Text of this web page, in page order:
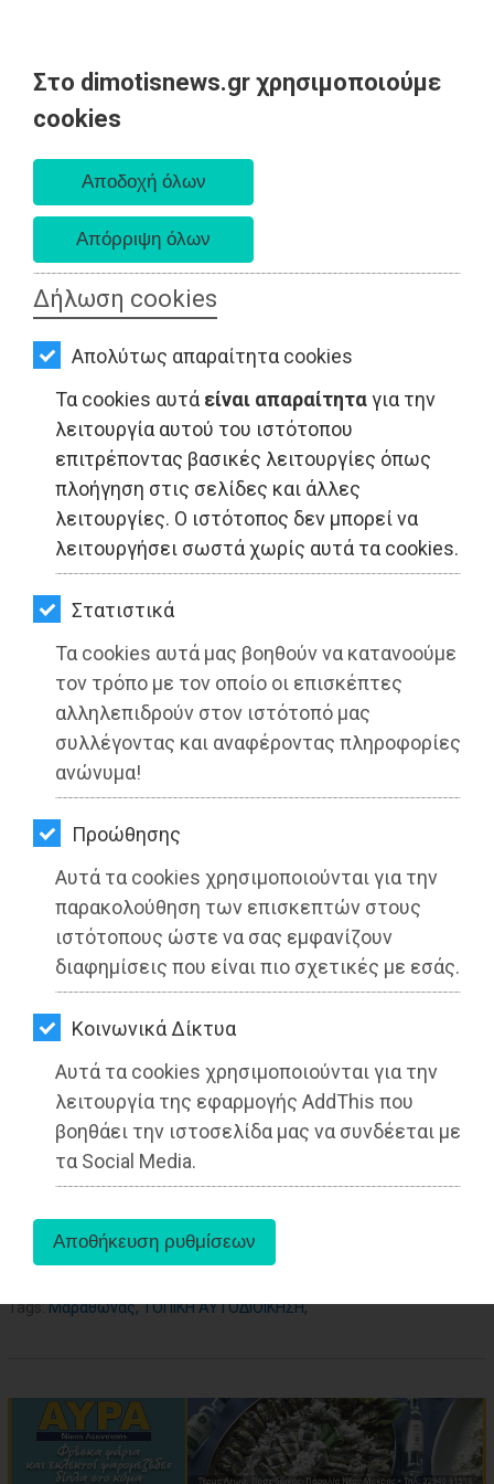
Στο dimotisnews.gr χρησιμοποιούμε
cookies
Δήλωση cookies
Απολύτως απαραίτητα cookies
Τα cookies αυτά είναι απαραίτηταγια την
λειτουργία αυτού του ιστότοπου
επιτρέποντας βασικές λειτουργίες όπως
πλοήγηση στις σελίδες και άλλες
λειτουργίες. Ο ιστότοπος δεν μπορεί να
λειτουργήσει σωστά χωρίς αυτά τα cookies.
Στατιστικά
Τα cookies αυτά μας βοηθούν να κατανοούμε
τον τρόπο με τον οποίο οι επισκέπτες
αλληλεπιδρούν στον ιστότοπό μας
συλλέγοντας και αναφέροντας πληροφορίες
ανώνυμα!
Προώθησης
Αυτά τα cookies χρησιμοποιούνται για την
παρακολούθηση των επισκεπτών στους
ιστότοπους ώστε να σας εμφανίζουν
διαφημίσεις που είναι πιο σχετικές με εσάς.
Kοινωνικά Δίκτυα
Αυτά τα cookies χρησιμοποιούνται για την
λειτουργία της εφαρμογής AddThis που
βοηθάει την ιστοσελίδα μας να συνδέεται με
τα Social Media.
AΡΧΙΚΗ
ΕΙΔΗΣΕΙΣ
ΠΟΛΙΤΙΚΗ
ΤΟΠΙΚΗ
ΑΥΤΟΔΙΟΙΚΗΣΗ
ΟΙΚΟΝΟΜΙΑ
ΑΘΛΗΤΙΣΜΟΣ
ΠΟΛΙΤΙΣΜΟΣ
ΣΠΙΤΙ-
ΚΗΠΟΣ
ΥΓΕΙΑ
LIFESTYLE
ΤΑΞΙΔΙΑ
ΕΞΟΔΟΣ
ΠΕΡΙΒΑΛΛΟΝ
ΚΑΤΟΙΚΙΔΙΟ
ΑΓΓΕΛΙΕΣ
ΕΦΗΜΕΡΙΔΕΣ
OΔΗΓΟΣ
ΑΓΟΡΑΣ
ΨΙΘΥΡΟΙ
ΑΠΟΣΤΟΛΗ
ΑΡΘΡΩΝ
ΤΟΠΙΚΗ ΑΥΤΟΔΙΟΙΚΗΣΗ - Μαραθώνας
Λαϊκή Συσπείρωση Μαραθώνα:
«Πολιτικός απατεώνας ο κ.
Τσίρκας...»
Διαβάστηκε 9014 φορές
21-09-2022
Από τo Dimotisnews
aboutus
Tags:Μαραθώνας,ΤΟΠΙΚΗ ΑΥΤΟΔΙΟΙΚΗΣΗ,